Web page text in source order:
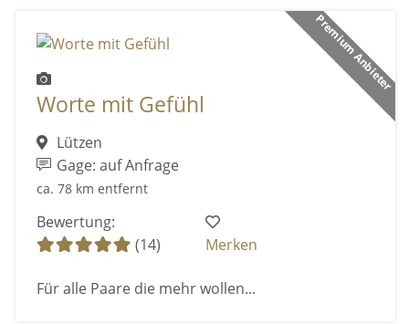
Premium Anbieter
Worte mit Gefühl
Lützen
Gage: auf Anfrage
ca. 78 km entfernt
Bewertung:
(14)
Merken
Für alle Paare die mehr wollen...